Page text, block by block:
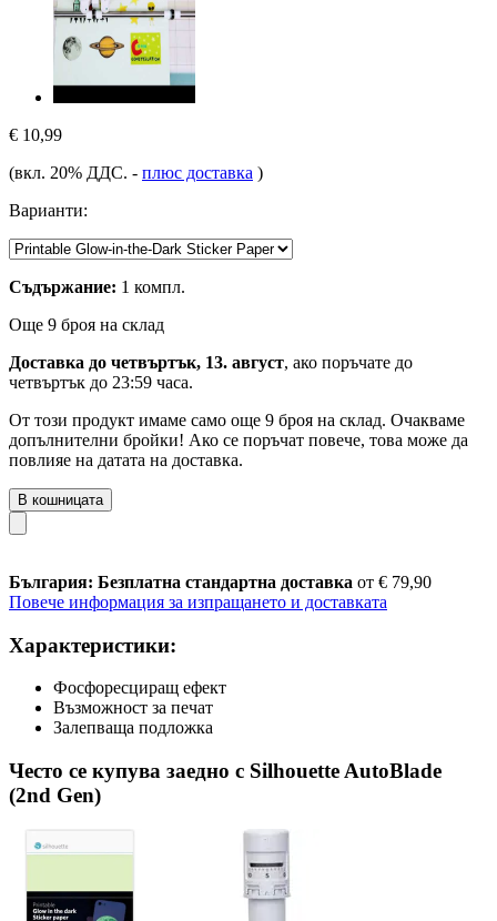
€ 10,99
(вкл. 20% ДДС. - плюс доставка )
Варианти:
Съдържание: 1 компл.
Още 9 броя на склад
Доставка до четвъртък, 13. август, ако поръчате до
четвъртък до 23:59 часа.
От този продукт имаме само още 9 броя на склад. Очакваме
допълнителни бройки! Ако се поръчат повече, това може да
повлияе на датата на доставка.
В кошницата
България: Безплатна стандартна доставка от € 79,90
Повече информация за изпращането и доставката
Характеристики:
Фосфоресциращ ефект
Възможност за печат
Залепваща подложка
Често се купува заедно с Silhouette AutoBlade
(2nd Gen)